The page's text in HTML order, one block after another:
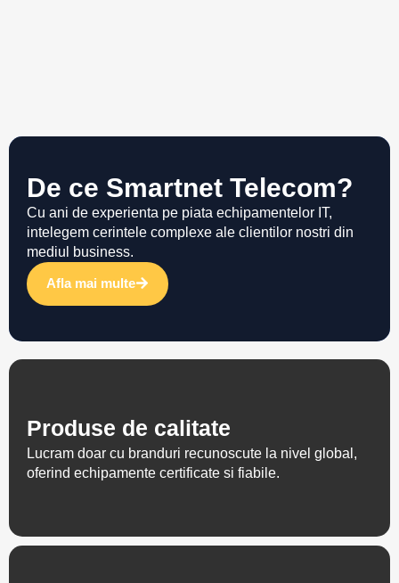
De ce Smartnet Telecom?
Cu ani de experienta pe piata echipamentelor IT,
intelegem cerintele complexe ale clientilor nostri din
mediul business.
Afla mai multe
Produse de calitate
Lucram doar cu branduri recunoscute la nivel global,
oferind echipamente certificate si fiabile.